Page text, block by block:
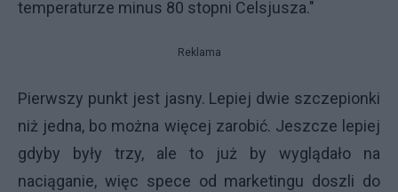
temperaturze minus 80 stopni Celsjusza."
Reklama
​Pierwszy punkt jest jasny. Lepiej dwie szczepionki
niż jedna, bo można więcej zarobić. Jeszcze lepiej
gdyby były trzy, ale to już by wyglądało na
naciąganie, więc spece od marketingu doszli do